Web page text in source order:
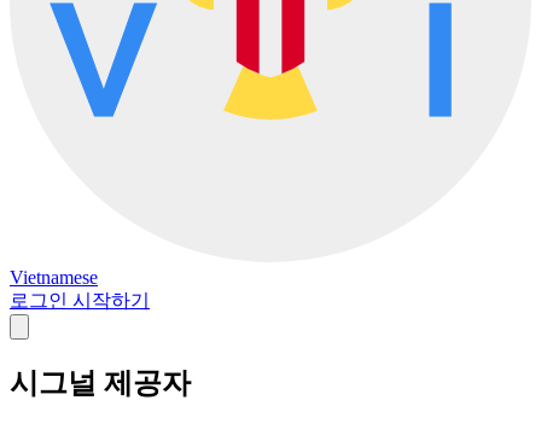
Vietnamese
로그인 시작하기
시그널 제공자